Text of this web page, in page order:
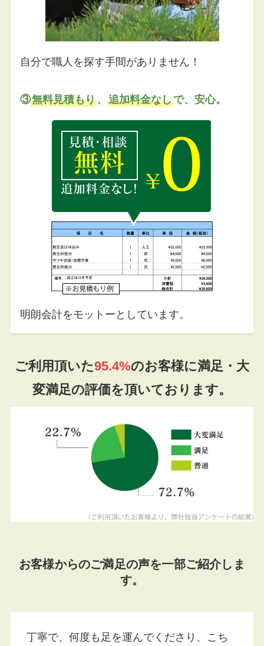
自分で職人を探す手間がありません！
③無料見積もり、追加料金なしで、安心。
明朗会計をモットーとしています。
ご利用頂いた95.4%のお客様に満足・大
変満足の評価を頂いております。
お客様からのご満足の声を一部ご紹介しま
す。
丁寧で、何度も足を運んでくださり、こち